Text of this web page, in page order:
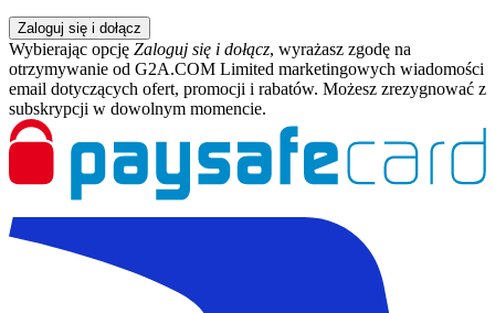
Zaloguj się i dołącz
Wybierając opcję Zaloguj się i dołącz, wyrażasz zgodę na
otrzymywanie od G2A.COM Limited marketingowych wiadomości
email dotyczących ofert, promocji i rabatów. Możesz zrezygnować z
subskrypcji w dowolnym momencie.